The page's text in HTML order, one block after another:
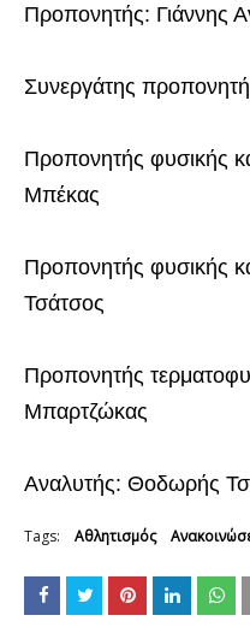
Προπονητής: Γιάννης
Συνεργάτης
Προπονητής φυσικής
Μπέκας
Προπονητής φυσικής
Τσάτσος
Προπονητής
Μπαρτζώκας
Αναλυτής: Θοδωρής
Tags: Αθλητισμός